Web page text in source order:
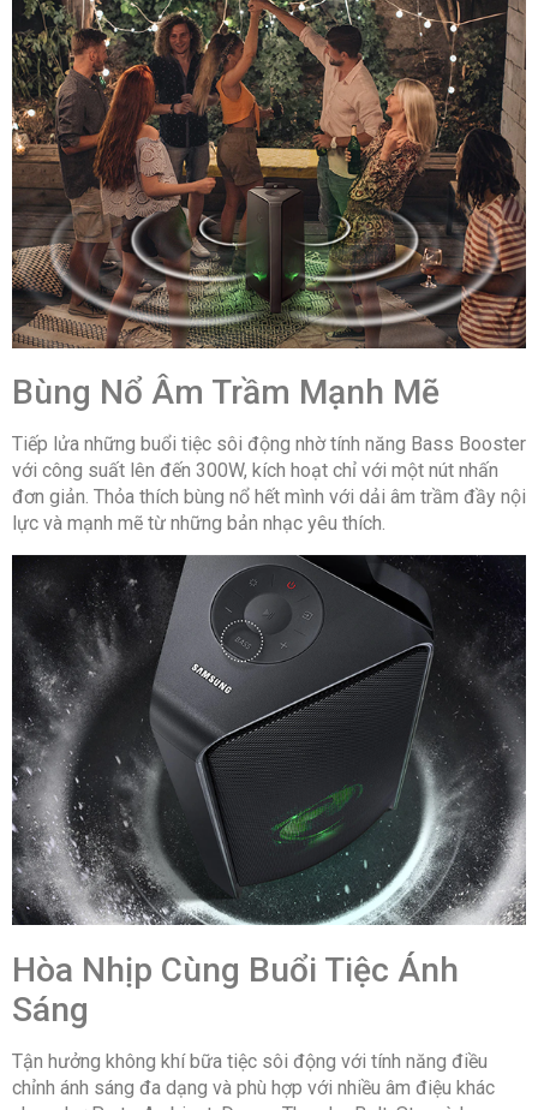
Bùng Nổ Âm Trầm Mạnh Mẽ
Tiếp lửa những buổi tiệc sôi động nhờ tính năng Bass Booster
với công suất lên đến 300W, kích hoạt chỉ với một nút nhấn
đơn giản. Thỏa thích bùng nổ hết mình với dải âm trầm đầy nội
lực và mạnh mẽ từ những bản nhạc yêu thích.
Hòa Nhịp Cùng Buổi Tiệc Ánh
Sáng
Tận hưởng không khí bữa tiệc sôi động với tính năng điều
chỉnh ánh sáng đa dạng và phù hợp với nhiều âm điệu khác